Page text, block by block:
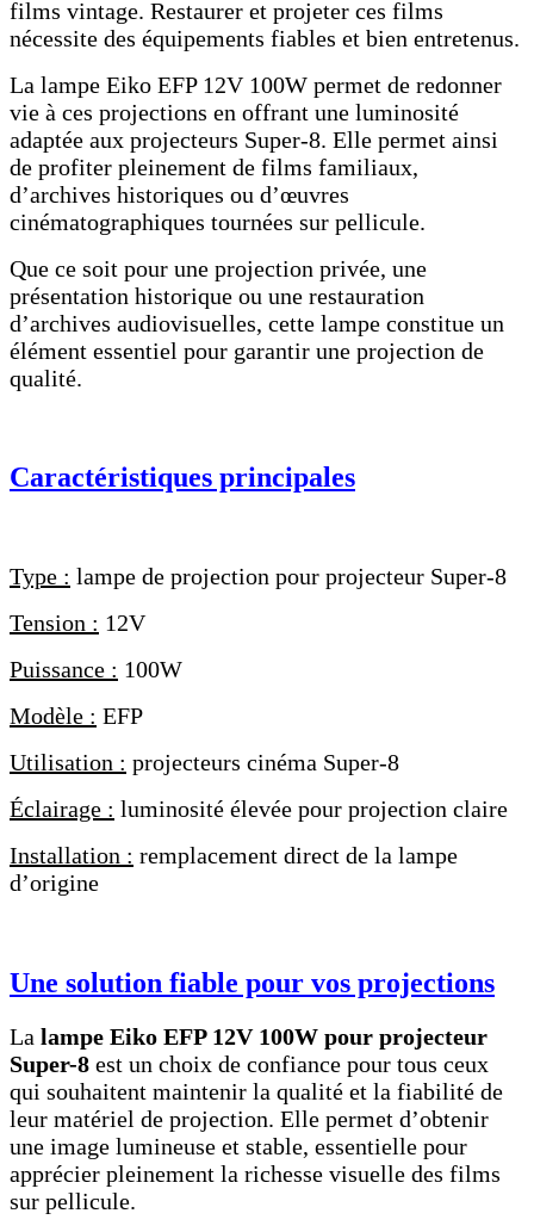
films vintage. Restaurer et projeter ces films
nécessite des équipements fiables et bien entretenus.
La lampe Eiko EFP 12V 100W permet de redonner
vie à ces projections en offrant une luminosité
adaptée aux projecteurs Super-8. Elle permet ainsi
de profiter pleinement de films familiaux,
d’archives historiques ou d’œuvres
cinématographiques tournées sur pellicule.
Que ce soit pour une projection privée, une
présentation historique ou une restauration
d’archives audiovisuelles, cette lampe constitue un
élément essentiel pour garantir une projection de
qualité.
Caractéristiques principales
Type : lampe de projection pour projecteur Super-8
Tension : 12V
Puissance : 100W
Modèle : EFP
Utilisation : projecteurs cinéma Super-8
Éclairage : luminosité élevée pour projection claire
Installation : remplacement direct de la lampe
d’origine
Une solution fiable pour vos projections
La lampe Eiko EFP 12V 100W pour projecteur
Super-8 est un choix de confiance pour tous ceux
qui souhaitent maintenir la qualité et la fiabilité de
leur matériel de projection. Elle permet d’obtenir
une image lumineuse et stable, essentielle pour
apprécier pleinement la richesse visuelle des films
sur pellicule.